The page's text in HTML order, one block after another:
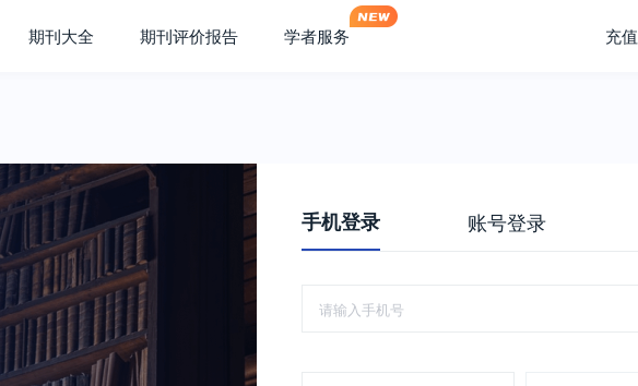
期刊大全 期刊评价报告 学者服务 充值
手机登录 账号登录